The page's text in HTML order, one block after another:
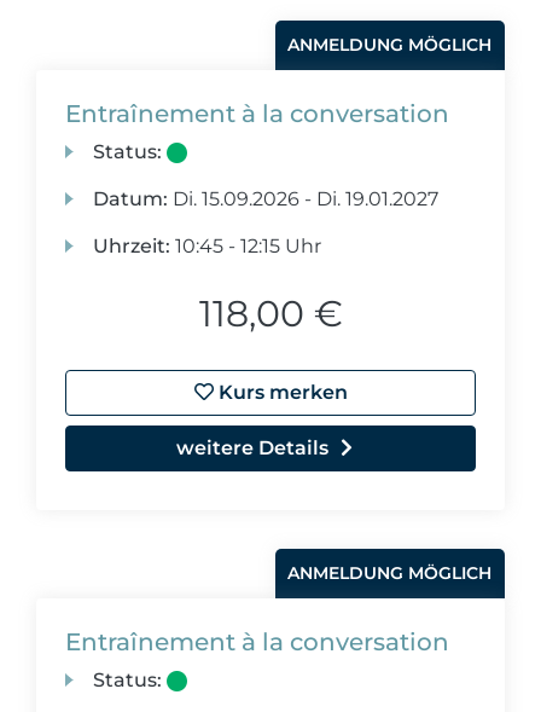
ANMELDUNG MÖGLICH
Entraînement à la conversation
Status:
Datum: Di. 15.09.2026 - Di. 19.01.2027
Uhrzeit: 10:45 - 12:15 Uhr
118,00 €
Kurs merken
weitere Details
ANMELDUNG MÖGLICH
Entraînement à la conversation
Status: